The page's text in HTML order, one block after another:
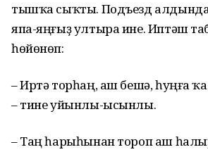
тышҡа сыҡты. Подъезд
япа-яңғыҙ ултыра ине. Иптәш
һөйөнөп:
– Иртә торһаң, аш бешә, һуңға
– тине уйынлы-ысынлы.
– Таң һарыһынан тороп аш